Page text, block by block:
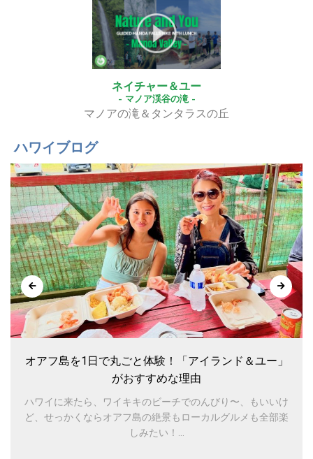
ネイチャー＆ユー
- マノア渓谷の滝 -
マノアの滝＆タンタラスの丘
ハワイブログ
オアフ島を1日で丸ごと体験！「アイランド＆ユー」
がおすすめな理由
ハワイに来たら、ワイキキのビーチでのんびり〜、もいいけ
ど、せっかくならオアフ島の絶景もローカルグルメも全部楽
しみたい！...